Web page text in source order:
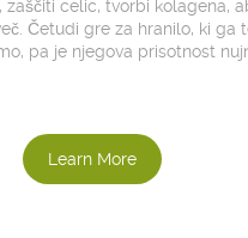
zaščiti celic, tvorbi kolagena,
Četudi gre za hranilo, ki ga
pa je njegova prisotnost
Learn More